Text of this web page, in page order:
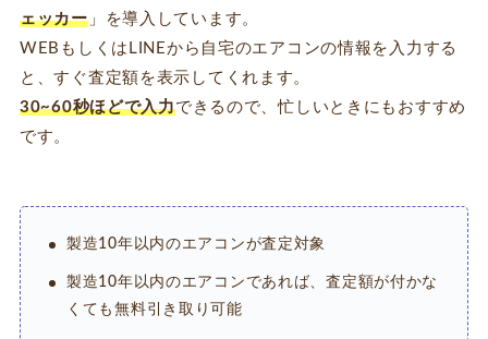
ェッカー」を導入しています。
WEBもしくはLINEから自宅のエアコンの情報を入力する
と、すぐ査定額を表示してくれます。
30~60秒ほどで入力できるので、忙しいときにもおすすめ
です。
製造10年以内のエアコンが査定対象
製造10年以内のエアコンであれば、査定額が付かな
くても無料引き取り可能